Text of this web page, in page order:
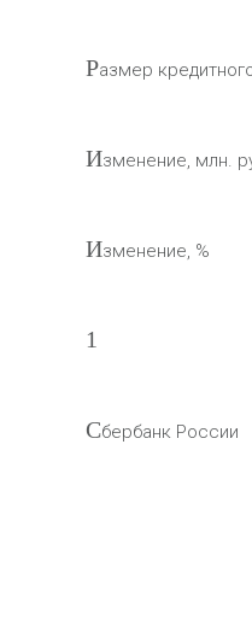
Размер
Изменение, млн.
Изменение, %
1
Сбербанк России